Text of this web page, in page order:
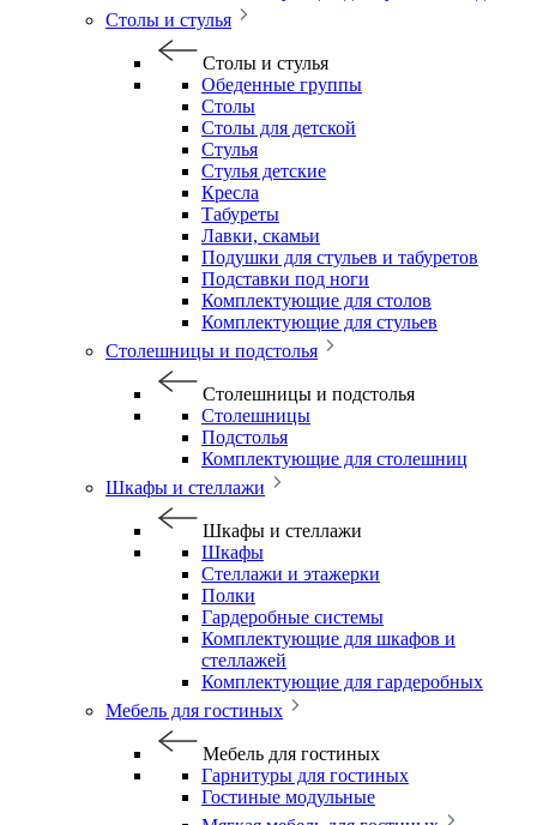
Столы и стулья
Столы и стулья
Обеденные группы
Столы
Столы для детской
Стулья
Стулья детские
Кресла
Табуреты
Лавки, скамьи
Подушки для стульев и табуретов
Подставки под ноги
Комплектующие для столов
Комплектующие для стульев
Столешницы и подстолья
Столешницы и подстолья
Столешницы
Подстолья
Комплектующие для столешниц
Шкафы и стеллажи
Шкафы и стеллажи
Шкафы
Стеллажи и этажерки
Полки
Гардеробные системы
Комплектующие для шкафов и
стеллажей
Комплектующие для гардеробных
Мебель для гостиных
Мебель для гостиных
Гарнитуры для гостиных
Гостиные модульные